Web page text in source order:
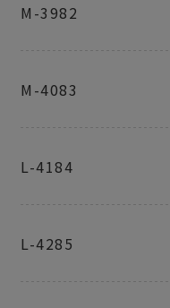
M-3982
M-4083
L-4184
L-4285